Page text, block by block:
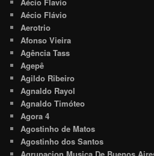
Aécio Flavio
Aécio Flávio
Aerotrio
Afonso Vieira
Agência Tass
Agepê
Agildo Ribeiro
Agnaldo Rayol
Agnaldo Timóteo
Agora 4
Agostinho de Matos
Agostinho dos Santos